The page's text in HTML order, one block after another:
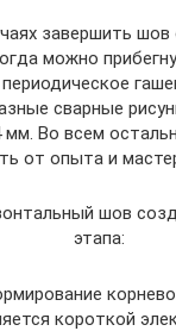
завершить
можно
сварные
Во всем
от опыта и
шов
этапа:
короткой